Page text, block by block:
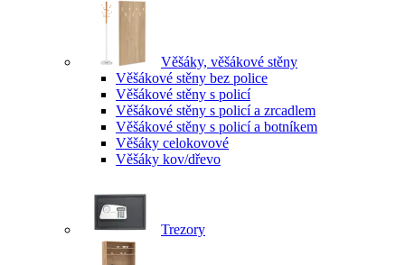
Věšáky, věšákové stěny
Věšákové stěny bez police
Věšákové stěny s policí
Věšákové stěny s policí a zrcadlem
Věšákové stěny s policí a botníkem
Věšáky celokovové
Věšáky kov/dřevo
Trezory